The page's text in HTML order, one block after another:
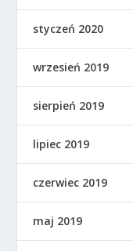
styczeń 2020
wrzesień 2019
sierpień 2019
lipiec 2019
czerwiec 2019
maj 2019